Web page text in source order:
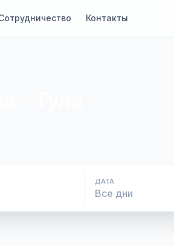
Контакты
ДАТА